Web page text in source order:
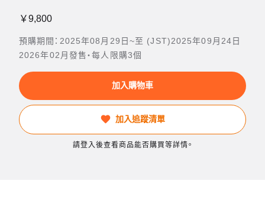
￥9,800
預購期間：2025年08月29日~至 (JST)2025年09月24日
2026年02月發售・每人限購3個
加入購物車
加入追蹤清單
請登入後查看商品能否購買等詳情。